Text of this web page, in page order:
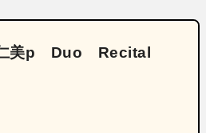
仁美p Duo Recital